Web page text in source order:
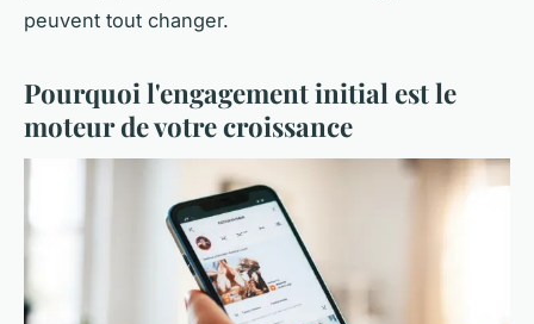
peuvent tout changer.
Pourquoi l'engagement initial est le
moteur de votre croissance